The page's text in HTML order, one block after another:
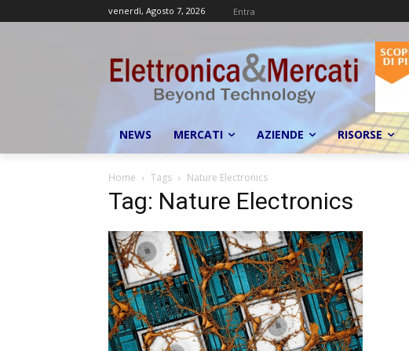
venerdì, Agosto 7, 2026 Entra
NEWS MERCATI AZIENDE RISORSE
Home Tags Nature Electronics
Tag: Nature Electronics